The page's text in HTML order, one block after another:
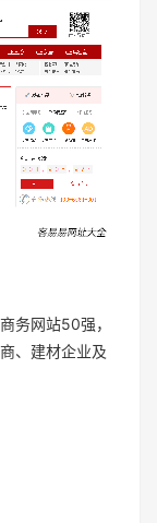
务网站50强，
、建材企业及